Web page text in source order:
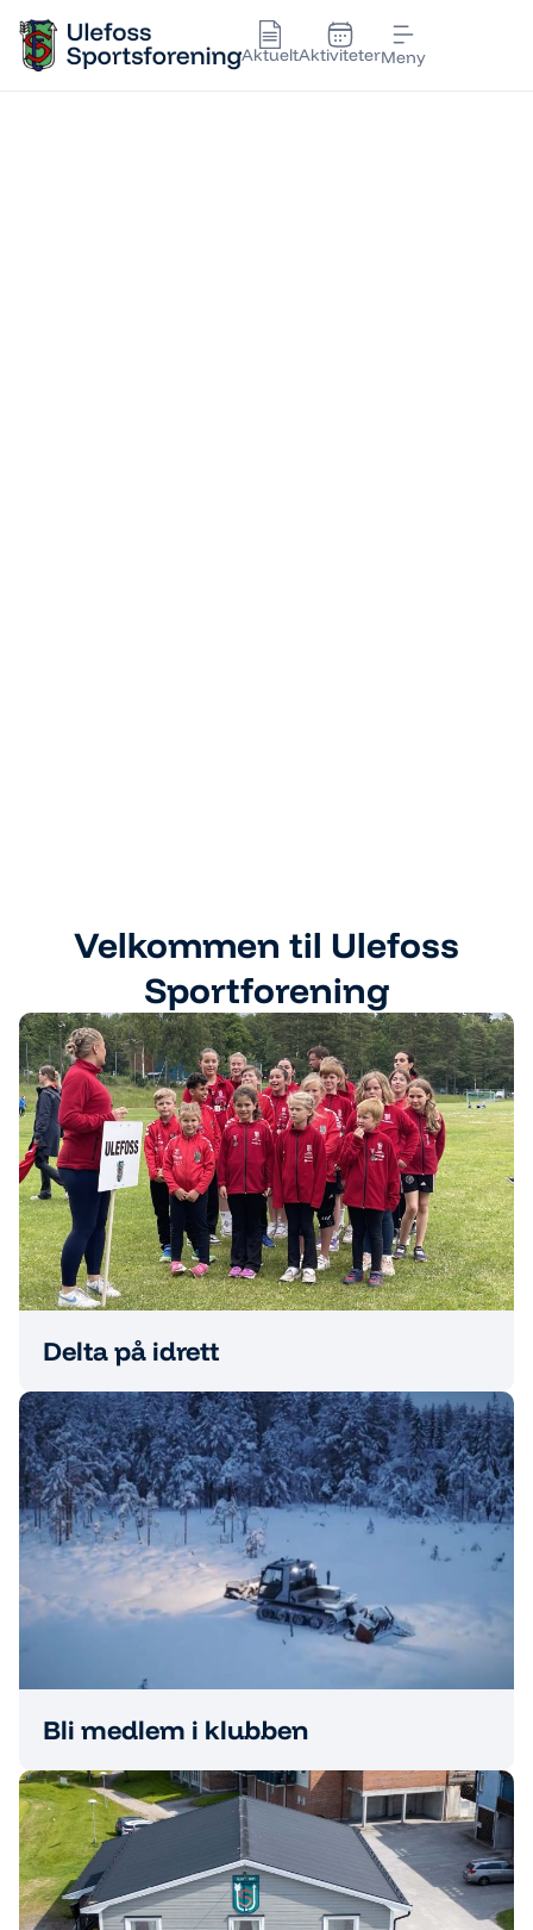
AktueltAktiviteterMeny
Velkommen til Ulefoss
Sportforening
Delta på idrett
Bli medlem i klubben